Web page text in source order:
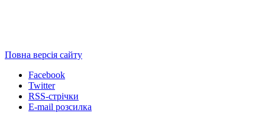
Повна версія сайту
Facebook
Twitter
RSS-стрічки
E-mail розсилка